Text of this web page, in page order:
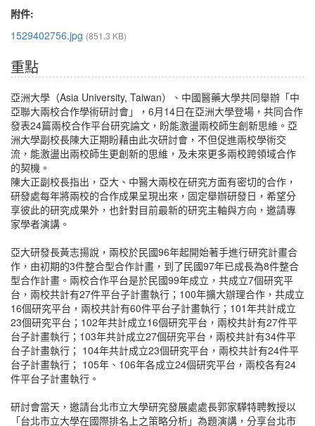
附件:
1529402756.jpg (851.3 KB)
重點
亞洲大學（Asia University, Taiwan）、中國醫藥大學共同舉辦「中
亞聯大兩校合作學術研討會」，6月14日在亞洲大學登場，共同合作
發表24篇兩校合作平台研究論文，盼能激盪兩校師生創新思維。亞
洲大學副校長陳大正期盼藉由此次研討會，不但促進兩校學術交
流，能激盪出兩校師生更創新的思維，及未來更多兩校跨領域合作
的契機。
陳大正副校長指出，亞大、中醫大兩校在研究方面有密切的合作，
研發處每年將兩校的合作成果呈現出來，固定舉辦研發日，希望分
享彼此的研究成果外，也針對目前最新的研究主軸與方向，邀請專
家學者演講。
亞大研發長黃志揚說，兩校於民國96年起開始著手進行研究計畫合
作，由初期的3件整合型合作計畫，到了民國97年已成長為8件整合
型合作計畫。兩校合作平台是於民國99年成立，共成立7個研究平
台，兩校共計有27件平台子計畫執行；100年擴大辦理合作，共成立
16個研究平台，兩校共計有60件平台子計畫執行；101年共計成立
23個研究平台；102年共計成立16個研究平台，兩校共計有27件平
台子計畫執行；103年共計成立27個研究平台，兩校共計有34件平
台子計畫執行； 104年共計成立23個研究平台，兩校共計有24件平
台子計畫執行； 105年、106年各成立24個研究平台，兩校各有24
件平台子計畫執行。
研討會當天，邀請台北市立大學研究發展處處長郭家驊特聘教授以
「台北市立大學在國際排名上之策略分析」為題演講，分享台北市